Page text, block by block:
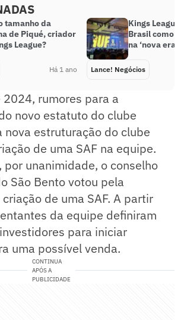
tamanho da
de Piqué, criador
League?
Há 1 ano
Kings League
Brasil como
na ‘nova era’
Lance! Negócios
2024, rumores para a
novo estatuto do clube
nova estruturação do clube
de uma SAF na equipe.
por unanimidade, o conselho
São Bento votou pela
de uma SAF. A partir
da equipe definiram
para iniciar
uma possível venda.
CONTINUA
APÓS A
PUBLICIDADE